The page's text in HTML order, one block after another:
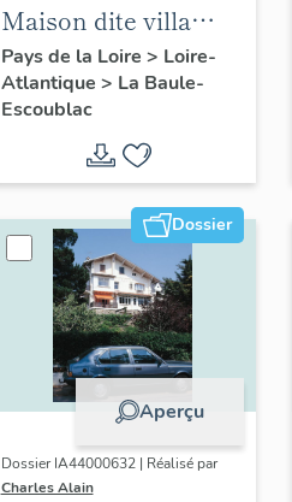
Maison dite villa
balnéaire Etche
Gorria, 2 allée de la
Tourangelle
Pays de la Loire > Loire-
Atlantique > La Baule-
Escoublac
Dossier
Aperçu
Dossier IA44000632 | Réalisé par
Charles Alain